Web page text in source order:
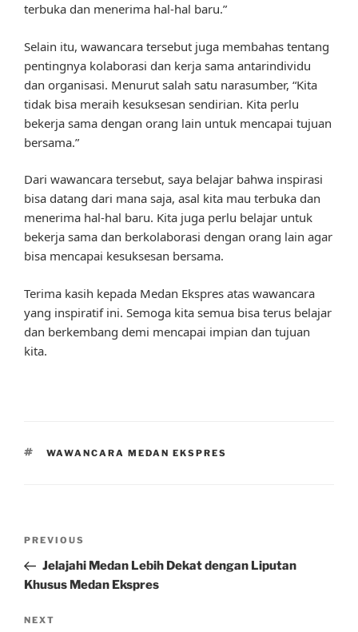
terbuka dan menerima hal-hal baru.”
Selain itu, wawancara tersebut juga membahas tentang
pentingnya kolaborasi dan kerja sama antarindividu
dan organisasi. Menurut salah satu narasumber, “Kita
tidak bisa meraih kesuksesan sendirian. Kita perlu
bekerja sama dengan orang lain untuk mencapai tujuan
bersama.”
Dari wawancara tersebut, saya belajar bahwa inspirasi
bisa datang dari mana saja, asal kita mau terbuka dan
menerima hal-hal baru. Kita juga perlu belajar untuk
bekerja sama dan berkolaborasi dengan orang lain agar
bisa mencapai kesuksesan bersama.
Terima kasih kepada Medan Ekspres atas wawancara
yang inspiratif ini. Semoga kita semua bisa terus belajar
dan berkembang demi mencapai impian dan tujuan
kita.
TAGS
WAWANCARA MEDAN EKSPRES
Previous
Post
PREVIOUS
Jelajahi Medan Lebih Dekat dengan Liputan
Khusus Medan Ekspres
Next
NEXT